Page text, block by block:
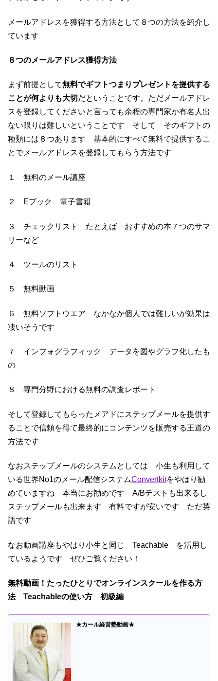
メールアドレスを獲得する方法として８つの方法を紹介し
ています
８つのメールアドレス獲得方法
まず前提として無料でギフトつまりプレゼントを提供する
ことが何よりも大切だということです。ただメールアドレ
スを登録してくださいと言っても余程の専門家か有名人出
ない限りは難しいということです そして そのギフトの
種類には８つあります 基本的にすべて無料で提供するこ
とでメールアドレスを登録してもらう方法です
１ 無料のメール講座
２ Eブック 電子書籍
３ チェックリスト たとえば おすすめの本７つのサマ
リーなど
４ ツールのリスト
５ 無料動画
６ 無料ソフトウエア なかなか個人では難しいが効果は
凄いそうです
７ インフォグラフィック データを図やグラフ化したも
の
８ 専門分野における無料の調査レポート
そして登録してもらったメアドにステップメールを提供す
ることで信頼を得て最終的にコンテンツを販売する王道の
方法です
なおステップメールのシステムとしては 小生も利用して
いる世界No1のメール配信システムConvertkitをやはり勧
めていますね 本当にお勧めです A/Bテストも出来るし
ステップメールも出来ます 有料ですが安いです ただ英
語です
なお動画講座もやはり小生と同じ Teachable を活用し
ているようです ぜひご覧ください！
無料動画！たったひとりでオンラインスクールを作る方
法 Teachableの使い方 初級編
★カール経営塾動画★